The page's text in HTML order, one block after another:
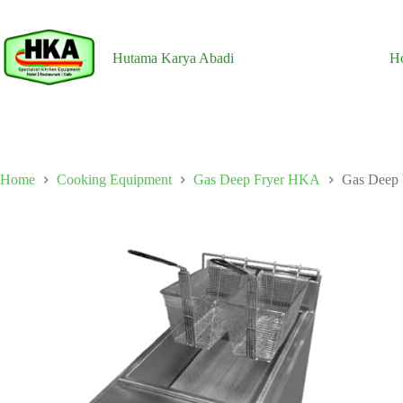
content
Hutama Karya Abadi
Home Cooking Equipment Gas Deep Fryer HKA Gas Deep